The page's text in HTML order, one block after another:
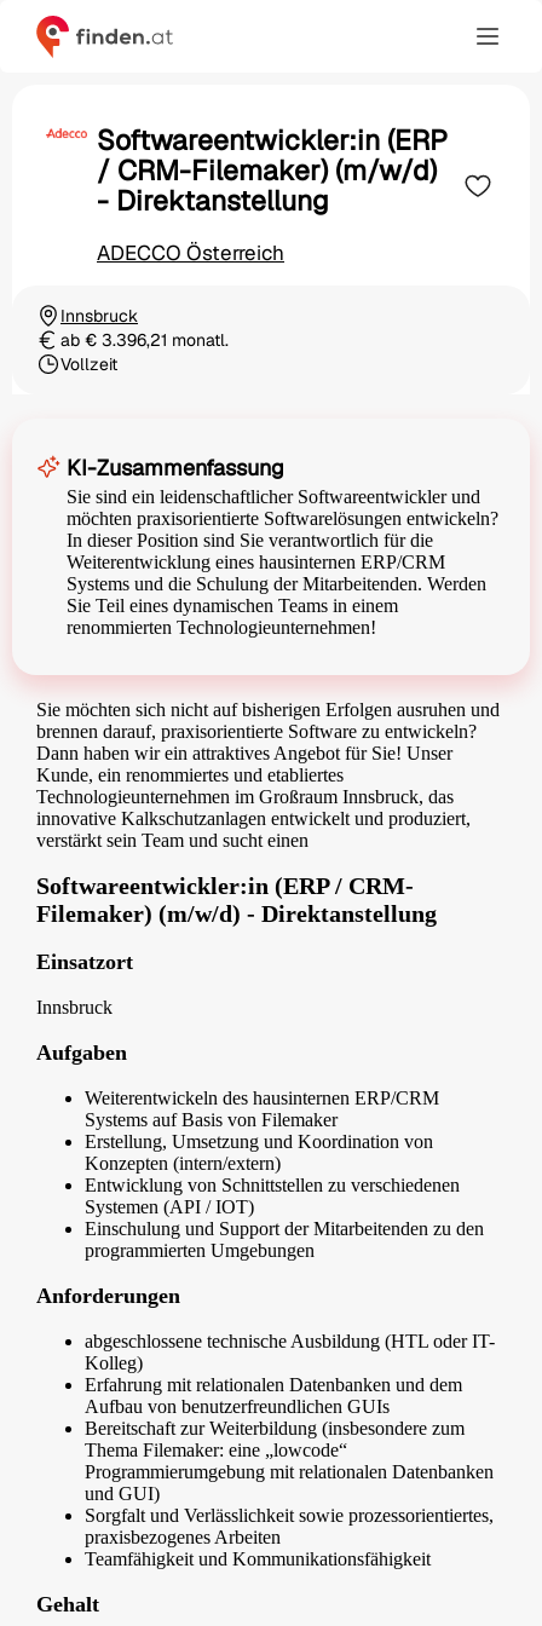
Softwareentwickler:in (ERP
/ CRM-Filemaker) (m/w/d)
- Direktanstellung
ADECCO Österreich
Ortschaft
Innsbruck
Gehaltab € 3.396,21 monatl.
Beschäftigungsart
Vollzeit
KI-Zusammenfassung
Sie sind ein leidenschaftlicher Softwareentwickler und
möchten praxisorientierte Softwarelösungen entwickeln?
In dieser Position sind Sie verantwortlich für die
Weiterentwicklung eines hausinternen ERP/CRM
Systems und die Schulung der Mitarbeitenden. Werden
Sie Teil eines dynamischen Teams in einem
renommierten Technologieunternehmen!
Sie möchten sich nicht auf bisherigen Erfolgen ausruhen und
brennen darauf, praxisorientierte Software zu entwickeln?
Dann haben wir ein attraktives Angebot für Sie! Unser
Kunde, ein renommiertes und etabliertes
Technologieunternehmen im Großraum Innsbruck, das
innovative Kalkschutzanlagen entwickelt und produziert,
verstärkt sein Team und sucht einen
Softwareentwickler:in (ERP / CRM-
Filemaker) (m/w/d) - Direktanstellung
Einsatzort
Innsbruck
Aufgaben
Weiterentwickeln des hausinternen ERP/CRM
Systems auf Basis von Filemaker
Erstellung, Umsetzung und Koordination von
Konzepten (intern/extern)
Entwicklung von Schnittstellen zu verschiedenen
Systemen (API / IOT)
Einschulung und Support der Mitarbeitenden zu den
programmierten Umgebungen
Anforderungen
abgeschlossene technische Ausbildung (HTL oder IT-
Kolleg)
Erfahrung mit relationalen Datenbanken und dem
Aufbau von benutzerfreundlichen GUIs
Bereitschaft zur Weiterbildung (insbesondere zum
Thema Filemaker: eine „lowcode“
Programmierumgebung mit relationalen Datenbanken
und GUI)
Sorgfalt und Verlässlichkeit sowie prozessorientiertes,
praxisbezogenes Arbeiten
Teamfähigkeit und Kommunikationsfähigkeit
Gehalt